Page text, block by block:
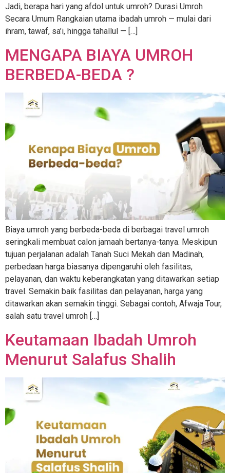
Jadi, berapa hari yang afdol untuk umroh? Durasi Umroh
Secara Umum Rangkaian utama ibadah umroh — mulai dari
ihram, tawaf, sa’i, hingga tahallul — […]
MENGAPA BIAYA UMROH
BERBEDA-BEDA ?
Biaya umroh yang berbeda-beda di berbagai travel umroh
seringkali membuat calon jamaah bertanya-tanya. Meskipun
tujuan perjalanan adalah Tanah Suci Mekah dan Madinah,
perbedaan harga biasanya dipengaruhi oleh fasilitas,
pelayanan, dan waktu keberangkatan yang ditawarkan setiap
travel. Semakin baik fasilitas dan pelayanan, harga yang
ditawarkan akan semakin tinggi. Sebagai contoh, Afwaja Tour,
salah satu travel umroh […]
Keutamaan Ibadah Umroh
Menurut Salafus Shalih